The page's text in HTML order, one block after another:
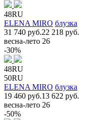
48RU
ELENA MIRO блузка
31 740 руб.22 218 руб.
весна-лето 26
-30%
48RU
50RU
ELENA MIRO блузка
19 460 руб.13 622 руб.
весна-лето 26
-50%